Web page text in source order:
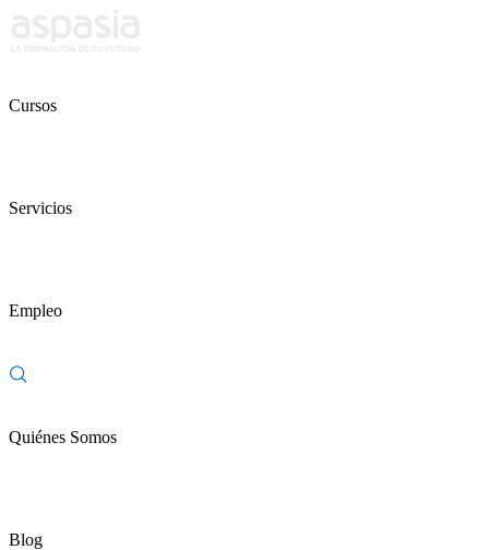
Cursos
Servicios
Empleo
Quiénes Somos
Blog